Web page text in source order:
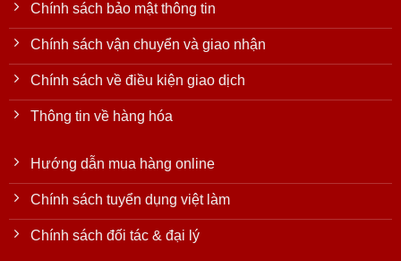
Chính sách bảo mật thông tin
Chính sách vận chuyển và giao nhận
Chính sách về điều kiện giao dịch
Thông tin về hàng hóa
Hướng dẫn mua hàng online
Chính sách tuyển dụng việt làm
Chính sách đối tác & đại lý